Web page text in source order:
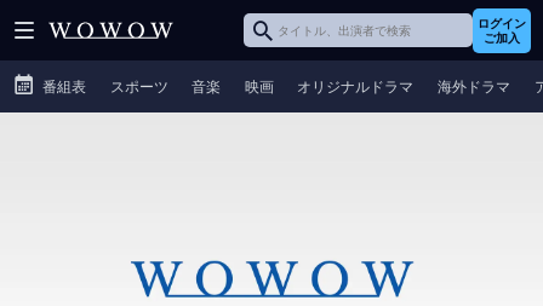
ログイン
ご加入
番組表 スポーツ 音楽 映画 オリジナルドラマ 海外ドラマ